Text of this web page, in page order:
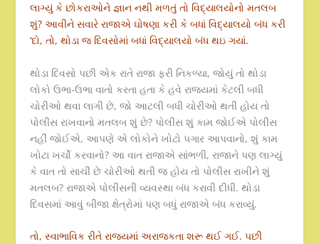
લાગ્યું કે છોકરાઓને જ્ઞાન નથી મળતું તો વિદ્યાલયોનો મતલબ
શું? આવીને સવારે રાજાએ ઘોષણા કરી કે બધાં વિદ્યાલયો બંધ કરી
‘દો, તો, થોડા જ દિવસોમાં બધાં વિદ્યાલયો બંધ થઇ ગયાં.
થોડા દિવસો પછી એક રાતે રાજા ફરી નિકળ્યા, જોયું તો થોડા
લોકો ઉભા-ઉભા વાતો કરતા હતા કે હવે રાજ્યમાં કેટલી બધી
ચોરીઓ થવા લાગી છે, જો આટલી બધી ચોરીઓ થતી હોય તો
પોલીસ રાખવાનો મતલબ શું છે? પોલીસ શું કામ જોઈએ પોલીસ
નહીં જોઈએ, આપણે એ લોકોને ખોટો પગાર આપવાનો, શું કામ
ખોટા ખર્ચો કરવાનો? આ વાત રાજાએ સાંભળી, રાજાને પણ લાગ્યું
કે વાત તો સાચી છે ચોરીઓ થતી જ હોય તો પોલીસ રાખીને શું
મતલબ? રાજાએ પોલીસની વ્યવસ્થા બંધ કરાવી દીધી. થોડા
દિવસમાં આવું બીજા ક્ષેત્રોમાં પણ બધું રાજાએ બંધ કરાવ્યું.
તો, સ્વાભાવિક રીતે રાજ્યમાં અરાજકતા શરૂ થઈ ગઈ. પછી